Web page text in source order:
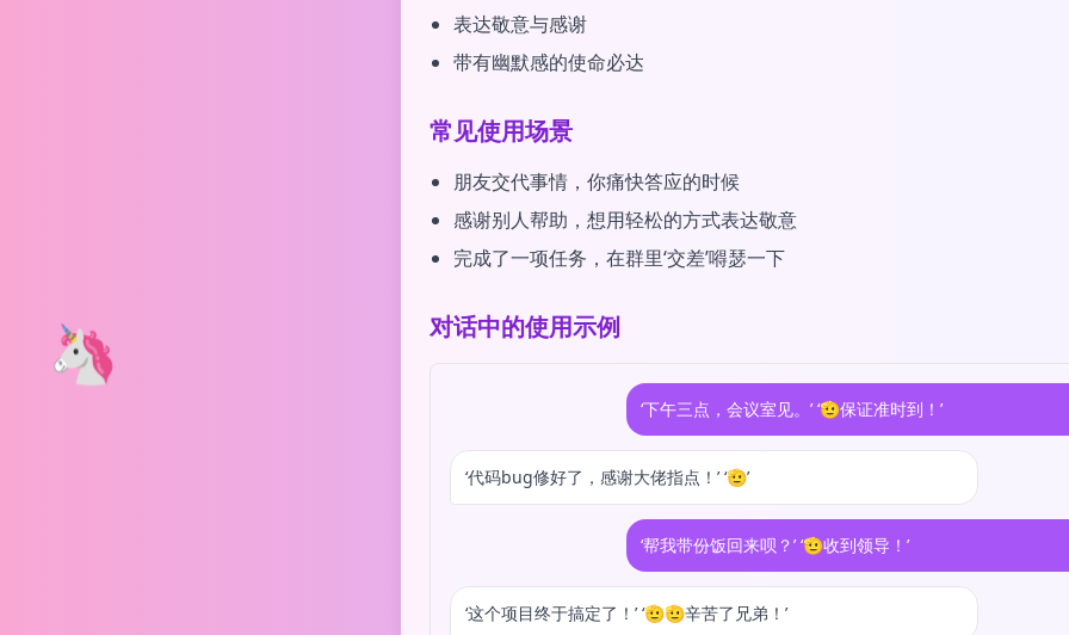
🦄
表达敬意与感谢
带有幽默感的使命必达
常见使用场景
朋友交代事情，你痛快答应的时候
感谢别人帮助，想用轻松的方式表达敬意
完成了一项任务，在群里‘交差’嘚瑟一下
对话中的使用示例
‘下午三点，会议室见。’ ‘🫡保证准时到！’
‘代码bug修好了，感谢大佬指点！’ ‘🫡’
‘帮我带份饭回来呗？’ ‘🫡收到领导！’
‘这个项目终于搞定了！’ ‘🫡🫡辛苦了兄弟！’